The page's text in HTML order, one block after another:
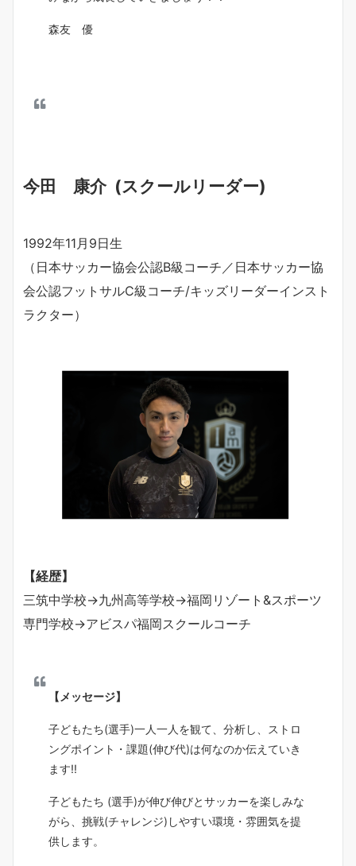
森友 優
今田 康介 (スクールリーダー)
1992年11月9日生
（日本サッカー協会公認B級コーチ／日本サッカー協
会公認フットサルC級コーチ/キッズリーダーインスト
ラクター）
【経歴】
三筑中学校→九州高等学校→福岡リゾート&スポーツ
専門学校→アビスパ福岡スクールコーチ
【メッセージ】
子どもたち(選手)一人一人を観て、分析し、ストロ
ングポイント・課題(伸び代)は何なのか伝えていき
ます‼︎
子どもたち (選手)が伸び伸びとサッカーを楽しみな
がら、挑戦(チャレンジ)しやすい環境・雰囲気を提
供します。